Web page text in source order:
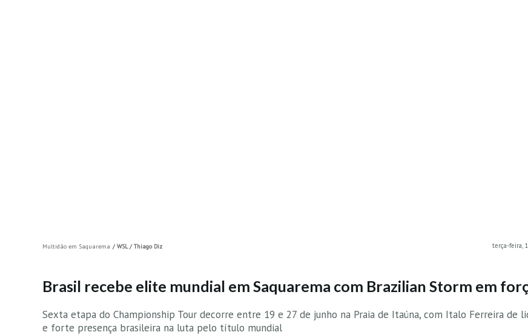
Multidão em Saquarema / WSL / Thiago Diz terça-feira,
Brasil recebe elite mundial em Saquarema com Brazilian Storm em
Sexta etapa do Championship Tour decorre entre 19 e 27 de junho na Praia de Itaúna, com Italo Ferreira de
e forte presença brasileira na luta pelo título mundial